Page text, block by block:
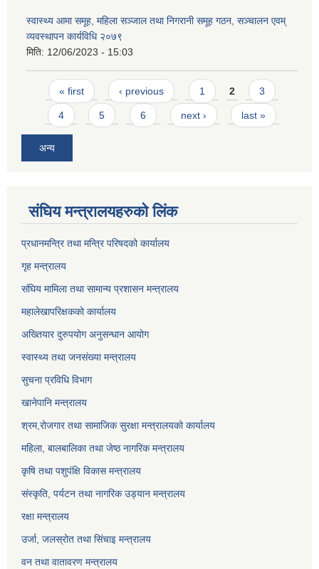
स्वास्थ्य आमा समूह, महिला सञ्जाल तथा निगरानी समूह गठन, सञ्चालन एवम्
व्यवस्थापन कार्यविधि २०७९
मिति: 12/06/2023 - 15:03
Pages
« first ‹ previous 1 2 3
4 5 6 next › last »
अन्य
संघिय मन्त्र‍ालयहरुको लिंक
प्रधानमन्त्रि तथा मन्त्रि परिषदको कार्यालय
गृह मन्त्रालय
संघिय मामिला तथा सामान्य प्रशासन मन्त्रालय
महालेखापरिक्षकको कार्यालय
अख्तियार दुरुपयोग अनुसन्धान आयोग
स्वास्थ्य तथा जनसंख्या मन्त्रालय
सुचना प्रविधि विभाग
खानेपानि मन्त्रालय
श्रम,रोजगार तथा सामाजिक सुरक्षा मन्त्रालयको कार्यालय
महिला, बालबालिका तथा जेष्ठ नागरिक मन्त्रालय
कृषि तथा पशुपंक्षि विकास मन्त्रालय
संस्कृति, पर्यटन तथा नागरिक उड्‍यान मन्त्रालय
रक्षा मन्त्रालय
उर्जा, जलस्रोत तथा सिंचाइ मन्त्रालय
वन तथा वातावरण मन्त्रालय